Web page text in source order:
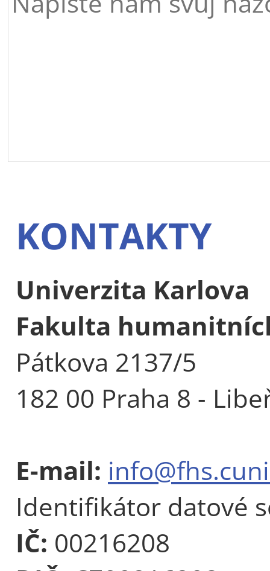
KONTAKTY
Univerzita Karlova
Fakulta
Pátkova 2137/5
182 00 Praha 8 -
E-mail:
Identifikátor datové
IČ: 00216208